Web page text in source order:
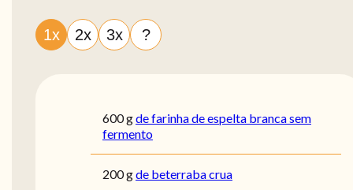
1x 2x 3x ?
600gde farinha de espelta branca sem
fermento
200gde beterraba crua